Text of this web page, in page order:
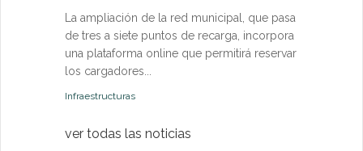
La ampliación de la red municipal, que pasa
de tres a siete puntos de recarga, incorpora
una plataforma online que permitirá reservar
los cargadores...
Infraestructuras
ver todas las noticias